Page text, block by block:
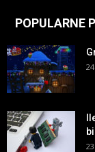
POPULARNE